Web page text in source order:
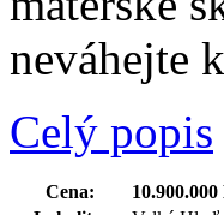
neváhejte
Celý popis
Cena: 10.900.000